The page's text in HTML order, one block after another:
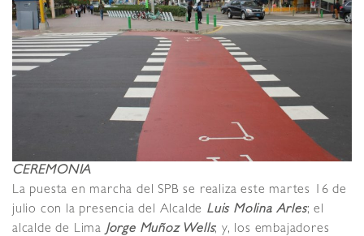
CEREMONIA
La puesta en marcha del SPB se realiza este martes 16 de
julio con la presencia del Alcalde Luis Molina Arles; el
alcalde de Lima Jorge Muñoz Wells; y, los embajadores